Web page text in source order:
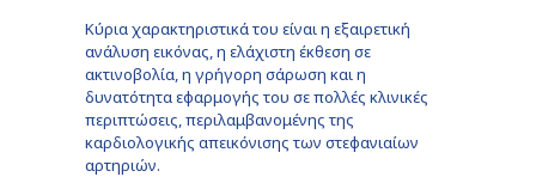
Κύρια χαρακτηριστικά του είναι η εξαιρετική
ανάλυση εικόνας, η ελάχιστη έκθεση σε
ακτινοβολία, η γρήγορη σάρωση και η
δυνατότητα εφαρμογής του σε πολλές κλινικές
περιπτώσεις, περιλαμβανομένης της
καρδιολογικής απεικόνισης των στεφανιαίων
αρτηριών.